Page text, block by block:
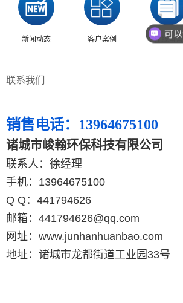
新闻动态 客户案例 在线留言
联系我们
销售电话：13964675100
诸城市峻翰环保科技有限公司
联系人：徐经理
手机：13964675100
Q Q：441794626
邮箱：441794626@qq.com
网址：www.junhanhuanbao.com
地址：诸城市龙都街道工业园33号